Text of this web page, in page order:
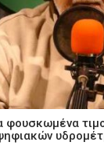
φουσκωμένα